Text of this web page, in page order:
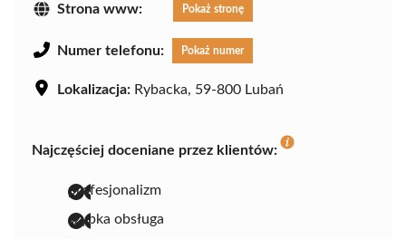
Strona www: Pokaż stronę
Numer telefonu: Pokaż numer
Lokalizacja: Rybacka, 59-800 Lubań
Najczęściej doceniane przez klientów:
profesjonalizm
szybka obsługa